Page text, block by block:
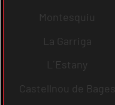
Montesquiu
La Garriga
L´Estany
Castellnou de Bages